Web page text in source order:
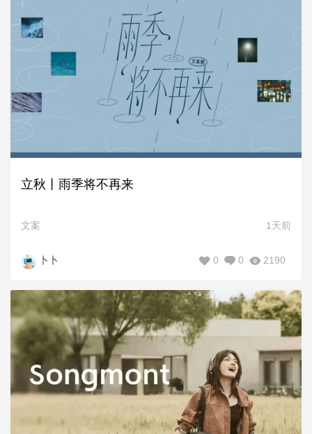
立秋丨雨季将不再来
文案 1天前
卜卜 2190
0
0